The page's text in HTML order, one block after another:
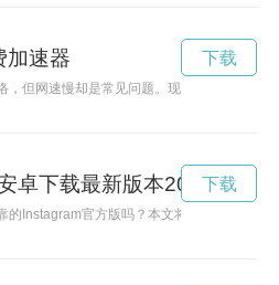
加速器
，但网速慢却是常见问题。现在推出免费加
下载
卓下载最新版本2024
的Instagram官方版吗？本文将为您介绍如何
下载